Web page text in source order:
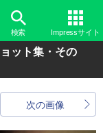
検索 Impressサイト
ット集・その
次の画像